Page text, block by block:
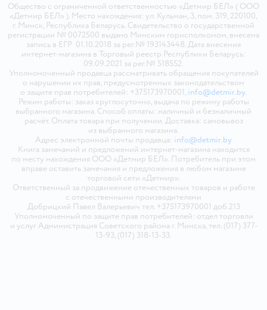
Общество с ограниченной ответственностью «Детмир БЕЛ» ( ООО
«Детмир БЕЛ» ). Место нахождения: ул. Кульман, 3, пом. 319, 220100,
г. Минск, Республика Беларусь. Свидетельство о государственной
регистрации № 0072500 выдано Минским горисполкомом, внесена
запись в ЕГР 01.10.2018 за рег.№ 193143448. Дата внесения
интернет-магазина в Торговый реестр Республики Беларусь:
09.09.2021 за рег.№ 518552.
Уполномоченный продавца рассматривать обращения покупателей
о нарушении их прав, предусмотренных законодательством
о защите прав потребителей: +375173970001, info@detmir.by.
Режим работы: заказ круглосуточно, выдача по режиму работы
выбранного магазина. Способ оплаты: наличный и безналичный
расчёт. Оплата товара при получении. Доставка: самовывоз
из выбранного магазина.
Адрес электронной почты продавца: info@detmir.by
Книга замечаний и предложений интернет-магазина находится
по месту нахождения ООО «Детмир БЕЛ». Потребитель при этом
вправе оставить замечания и предложения в любом магазине
торговой сети «Детмир».
Ответственный за продвижение отечественных товаров и работе
с отечественными производителями
Добрицкий Павел Валерьевич тел. +375173970001 доб.213
Уполномоченный по защите прав потребителей: отдел торговли
и услуг Администрация Советского района г. Минска, тел. (017) 377-
13-93, (017) 318-13-33.